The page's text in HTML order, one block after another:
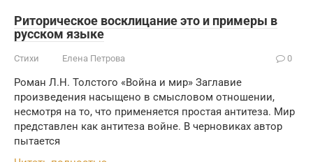
Риторическое восклицание это и примеры в
русском языке
Стихи Елена Петрова 0
Роман Л.Н. Толстого «Война и мир» Заглавие
произведения насыщено в смысловом отношении,
несмотря на то, что применяется простая антитеза. Мир
представлен как антитеза войне. В черновиках автор
пытается